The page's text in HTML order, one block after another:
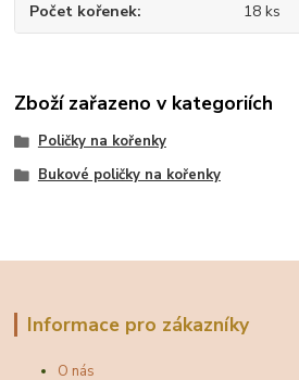
Počet kořenek 18 ks
Zboží zařazeno v kategoriích
Poličky na kořenky
Bukové poličky na kořenky
Informace pro zákazníky
O nás